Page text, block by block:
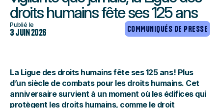
droits humains fête ses 125 ans
Publié le
3 juin 2026 COMMUNIQUÉS DE PRESSE
La Ligue des droits humains fête ses 125 ans ! Plus
d’un siècle de combats pour les droits humains. Cet
anniversaire survient à un moment où les édifices qui
protègent les droits humains, comme le droit